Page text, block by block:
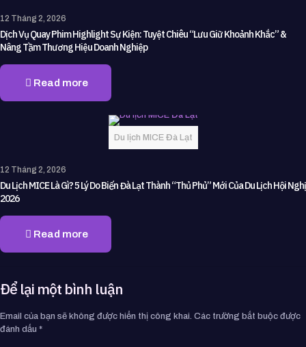
12 Tháng 2, 2026
Dịch Vụ Quay Phim Highlight Sự Kiện: Tuyệt Chiêu “Lưu Giữ Khoảnh Khắc” &
Nâng Tầm Thương Hiệu Doanh Nghiệp
Read more
Du lịch MICE Đà Lạt
12 Tháng 2, 2026
Du Lịch MICE Là Gì? 5 Lý Do Biến Đà Lạt Thành “Thủ Phủ” Mới Của Du Lịch Hội Nghị
2026
Read more
Để lại một bình luận
Email của bạn sẽ không được hiển thị công khai. Các trường bắt buộc được
đánh dấu *